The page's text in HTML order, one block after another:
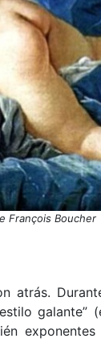
François Boucher
atrás.